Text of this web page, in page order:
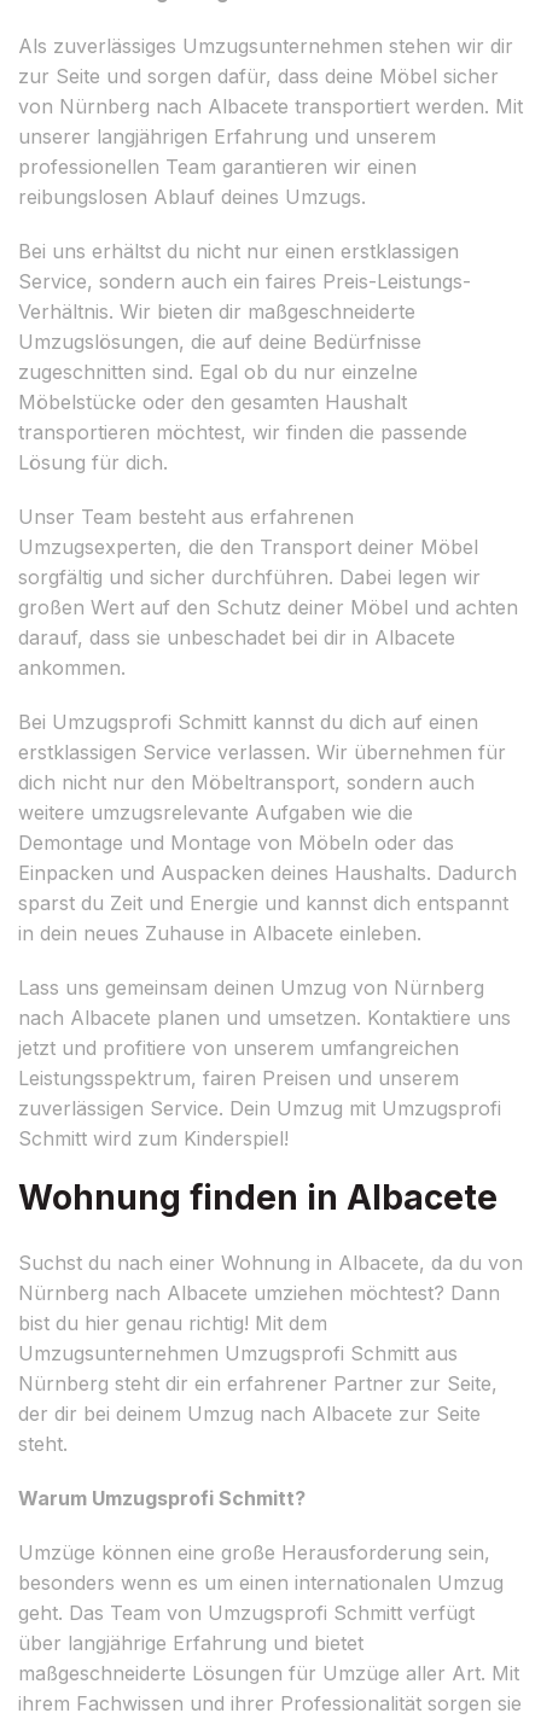
Als zuverlässiges Umzugsunternehmen stehen wir dir
zur Seite und sorgen dafür, dass deine Möbel sicher
von Nürnberg nach Albacete transportiert werden. Mit
unserer langjährigen Erfahrung und unserem
professionellen Team garantieren wir einen
reibungslosen Ablauf deines Umzugs.
Bei uns erhältst du nicht nur einen erstklassigen
Service, sondern auch ein faires Preis-Leistungs-
Verhältnis. Wir bieten dir maßgeschneiderte
Umzugslösungen, die auf deine Bedürfnisse
zugeschnitten sind. Egal ob du nur einzelne
Möbelstücke oder den gesamten Haushalt
transportieren möchtest, wir finden die passende
Lösung für dich.
Unser Team besteht aus erfahrenen
Umzugsexperten, die den Transport deiner Möbel
sorgfältig und sicher durchführen. Dabei legen wir
großen Wert auf den Schutz deiner Möbel und achten
darauf, dass sie unbeschadet bei dir in Albacete
ankommen.
Bei Umzugsprofi Schmitt kannst du dich auf einen
erstklassigen Service verlassen. Wir übernehmen für
dich nicht nur den Möbeltransport, sondern auch
weitere umzugsrelevante Aufgaben wie die
Demontage und Montage von Möbeln oder das
Einpacken und Auspacken deines Haushalts. Dadurch
sparst du Zeit und Energie und kannst dich entspannt
in dein neues Zuhause in Albacete einleben.
Lass uns gemeinsam deinen Umzug von Nürnberg
nach Albacete planen und umsetzen. Kontaktiere uns
jetzt und profitiere von unserem umfangreichen
Leistungsspektrum, fairen Preisen und unserem
zuverlässigen Service. Dein Umzug mit Umzugsprofi
Schmitt wird zum Kinderspiel!
Wohnung finden in Albacete
Suchst du nach einer Wohnung in Albacete, da du von
Nürnberg nach Albacete umziehen möchtest? Dann
bist du hier genau richtig! Mit dem
Umzugsunternehmen Umzugsprofi Schmitt aus
Nürnberg steht dir ein erfahrener Partner zur Seite,
der dir bei deinem Umzug nach Albacete zur Seite
steht.
Warum Umzugsprofi Schmitt?
Umzüge können eine große Herausforderung sein,
besonders wenn es um einen internationalen Umzug
geht. Das Team von Umzugsprofi Schmitt verfügt
über langjährige Erfahrung und bietet
maßgeschneiderte Lösungen für Umzüge aller Art. Mit
ihrem Fachwissen und ihrer Professionalität sorgen sie